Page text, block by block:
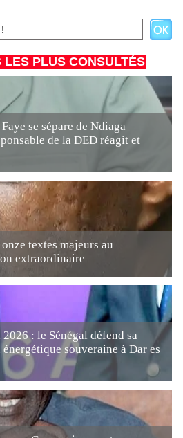
LES PLUS CONSULTÉS
se sépare de Ndiaga
de la DED réagit et
textes majeurs au
extraordinaire
: le Sénégal défend sa
souveraine à Dar es